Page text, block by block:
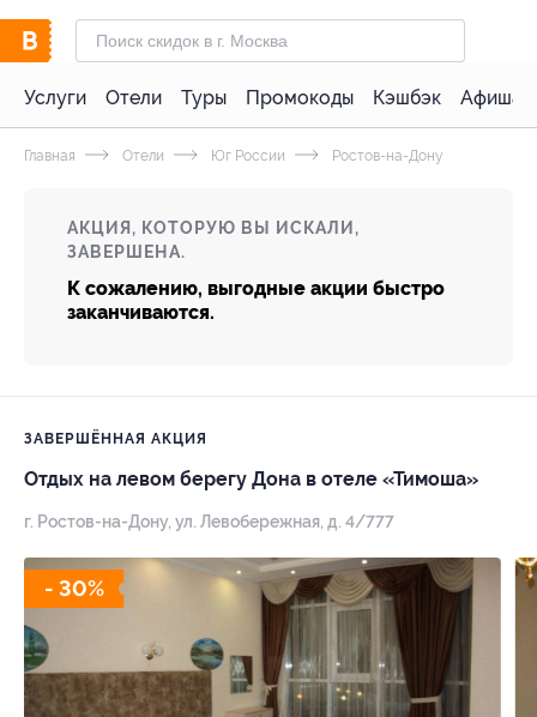
Услуги Отели Туры Промокоды Кэшбэк Афиша
Главная Отели Юг России Ростов-на-Дону
АКЦИЯ, КОТОРУЮ ВЫ ИСКАЛИ,
ЗАВЕРШЕНА.
К сожалению, выгодные акции быстро
заканчиваются.
ЗАВЕРШЁННАЯ АКЦИЯ
Отдых на левом берегу Дона в отеле «Тимоша»
г. Ростов-на-Дону, ул. Левобережная, д. 4/777
- 30%